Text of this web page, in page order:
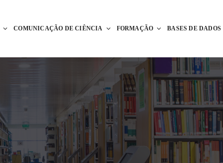
COMUNICAÇÃO DE CIÊNCIA FORMAÇÃO BASES DE DADOS